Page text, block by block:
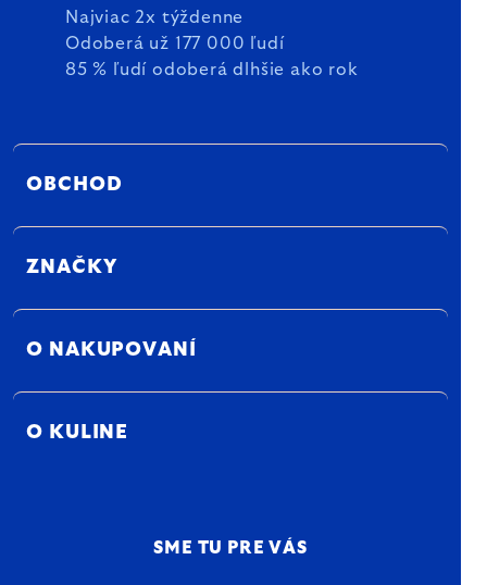
Najviac 2x týždenne
Odoberá už 177 000 ľudí
85 % ľudí odoberá dlhšie ako rok
OBCHOD
ZNAČKY
O NAKUPOVANÍ
O KULINE
SME TU PRE VÁS